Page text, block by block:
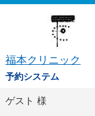
福本クリニック
予約システム
ゲスト 様